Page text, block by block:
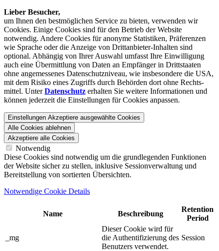
Lieber Besucher,
um Ihnen den best­möglichen Service zu bieten, verwenden wir
Cookies. Einige Cookies sind für den Betrieb der Website
notwendig. Andere Cookies für anonyme Statistiken, Präferenzen
wie Sprache oder die Anzeige von Dritt­anbieter-Inhalten sind
optional. Abhängig von Ihrer Auswahl umfasst Ihre Einwilligung
auch eine Übermittlung von Daten an Empfänger in Drittstaaten
ohne angemessenes Daten­schutz­niveau, wie insbesondere die USA,
mit dem Risiko eines Zugriffs durch Behörden dort ohne Rechts­
mittel. UnterDatenschutz erhalten Sie weitere Informationen und
können jederzeit die Einstellungen für Cookies anpassen.
Einstellungen Akzeptiere ausgewählte Cookies
Alle Cookies ablehnen
Akzeptiere alle Cookies
Notwendig
Diese Cookies sind notwendig um die grundlegenden Funktionen
der Website sicher zu stellen, inklusive Sessionverwaltung und
Bereitstellung von sortierten Übersichten.
Notwendige Cookie Details
Name Beschreibung
Retention
Period
_mg
Dieser Cookie wird für
die Authentifizierung des
Benutzers verwendet.
Session